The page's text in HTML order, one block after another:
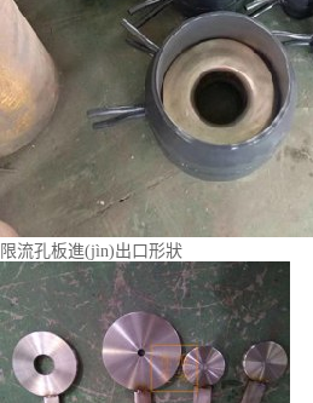
限流孔板進(jìn)出口形狀